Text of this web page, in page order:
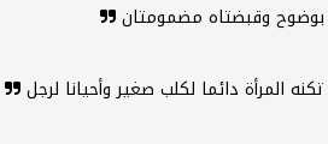
بوضوح وقبضتاه مضمومتان
المرأة دائما لكلب صغير وأحيانا لرجل